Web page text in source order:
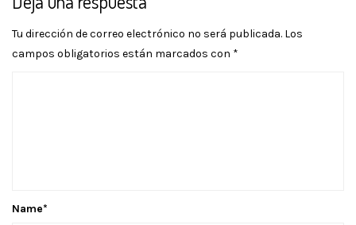
Tu dirección de correo electrónico no será publicada. Los
campos obligatorios están marcados con *
Name*